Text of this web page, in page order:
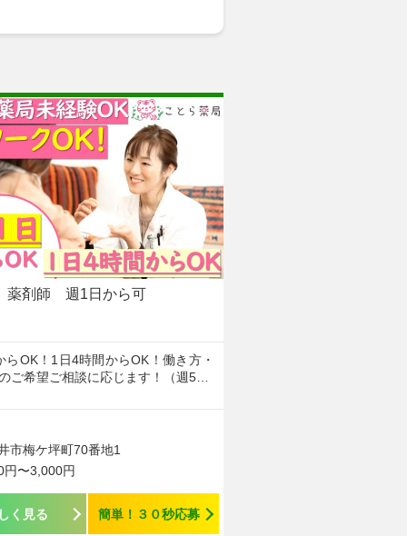
薬剤師 週1日から可
らOK！1日4時間からOK！働き方・
ご希望ご相談に応じます！（週5…
市梅ケ坪町70番地1
円〜3,000円
く見る 簡単！３０秒応募